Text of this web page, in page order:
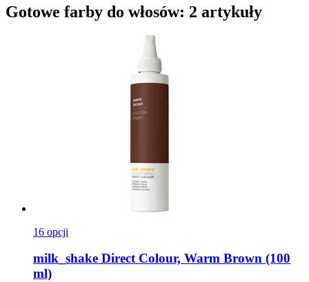
Gotowe farby do włosów: 2 artykuły
16 opcji
milk_shake Direct Colour, Warm Brown (100
ml)